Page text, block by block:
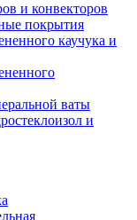
и конвекторов
покрытия
каучука и
ваты
и